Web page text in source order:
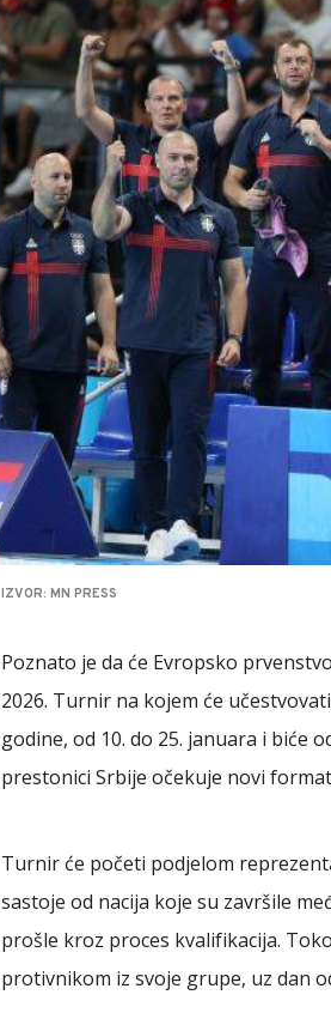
IZVOR: MN PRESS
Poznato je da će Evropsko
2026. Turnir na kojem će
godine, od 10. do 25. januara i biće
prestonici Srbije očekuje novi
Turnir će početi podjelom
sastoje od nacija koje su završile
prošle kroz proces kvalifikacija.
protivnikom iz svoje grupe, uz dan